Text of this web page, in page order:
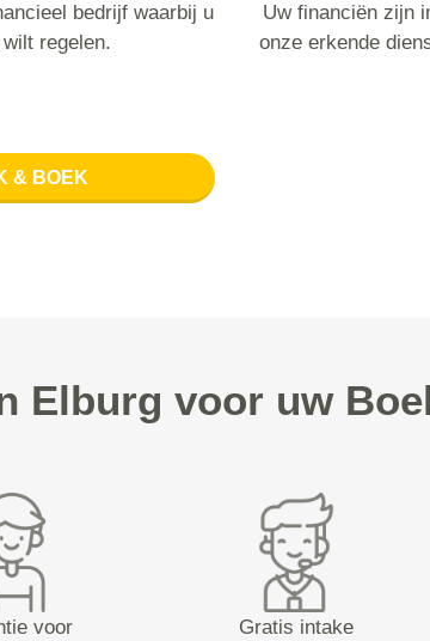
bedrijf waarbij u
regelen.
Uw financiën zijn
onze erkende
& BOEK
Elburg voor uw
voor Gratis intake